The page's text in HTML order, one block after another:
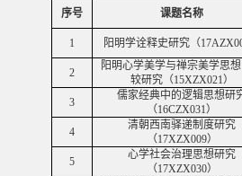
序号 课题名称
1 阳明学诠释史研究（
2
阳明心学美学与禅宗美学思
较研究（15XZX021）
3
儒家经典中的逻辑思想研
（16CZX031）
4
清朝西南驿递制度研究
（17XZX009）
5
心学社会治理思想研究
（17XZX030）